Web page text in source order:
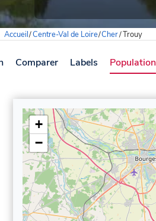
Accueil/Centre-Val de Loire/Cher/Trouy
Comparer Labels Population
+
−